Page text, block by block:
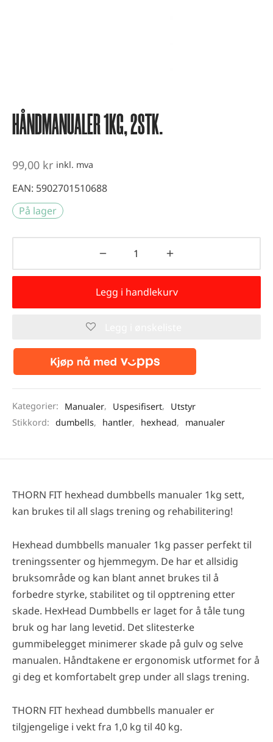
HÅNDMANUALER 1KG, 2STK.
99,00 kr inkl. mva
EAN: 5902701510688
På lager
Legg i handlekurv
Kategorier: Manualer, Uspesifisert,
Utstyr
Stikkord: dumbells, hantler, hexhead, manualer
THORN FIT hexhead dumbbells manualer 1kg sett,
kan brukes til all slags trening og rehabilitering!
Hexhead dumbbells manualer 1kg passer perfekt til
treningssenter og hjemmegym. De har et allsidig
bruksområde og kan blant annet brukes til å
forbedre styrke, stabilitet og til opptrening etter
skade. HexHead Dumbbells er laget for å tåle tung
bruk og har lang levetid. Det slitesterke
gummibelegget minimerer skade på gulv og selve
manualen. Håndtakene er ergonomisk utformet for å
gi deg et komfortabelt grep under all slags trening.
THORN FIT hexhead dumbbells manualer er
tilgjengelige i vekt fra 1,0 kg til 40 kg.